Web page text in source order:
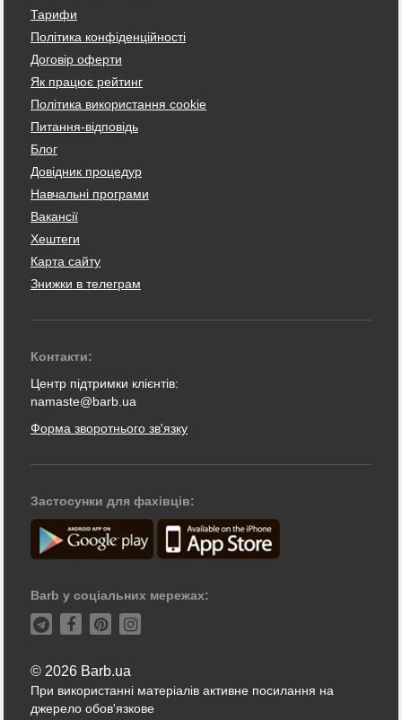
Тарифи
Політика конфіденційності
Договір оферти
Як працює рейтинг
Політика використання cookie
Питання-відповідь
Блог
Довідник процедур
Навчальні програми
Вакансії
Хештеги
Карта сайту
Знижки в телеграм
Контакти:
Центр підтримки клієнтів:
namaste@barb.ua
Форма зворотнього зв'язку
Застосунки для фахівців:
Barb у соціальних мережах:
© 2026 Barb.ua
При використанні матеріалів активне посилання на
джерело обов'язкове